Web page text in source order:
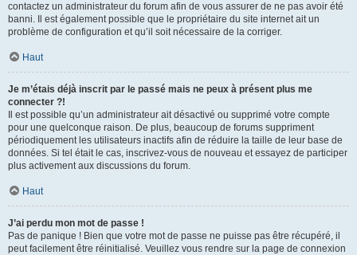
contactez un administrateur du forum afin de vous assurer de ne pas avoir été
banni. Il est également possible que le propriétaire du site internet ait un
problème de configuration et qu’il soit nécessaire de la corriger.
Haut
Je m’étais déjà inscrit par le passé mais ne peux à présent plus me
connecter ?!
Il est possible qu’un administrateur ait désactivé ou supprimé votre compte
pour une quelconque raison. De plus, beaucoup de forums suppriment
périodiquement les utilisateurs inactifs afin de réduire la taille de leur base de
données. Si tel était le cas, inscrivez-vous de nouveau et essayez de participer
plus activement aux discussions du forum.
Haut
J’ai perdu mon mot de passe !
Pas de panique ! Bien que votre mot de passe ne puisse pas être récupéré, il
peut facilement être réinitialisé. Veuillez vous rendre sur la page de connexion